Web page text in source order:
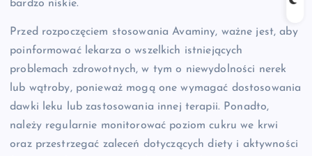
bardzo niskie.
Przed rozpoczęciem stosowania Avaminy, ważne jest, aby
poinformować lekarza o wszelkich istniejących
problemach zdrowotnych, w tym o niewydolności nerek
lub wątroby, ponieważ mogą one wymagać dostosowania
dawki leku lub zastosowania innej terapii. Ponadto,
należy regularnie monitorować poziom cukru we krwi
oraz przestrzegać zaleceń dotyczących diety i aktywności